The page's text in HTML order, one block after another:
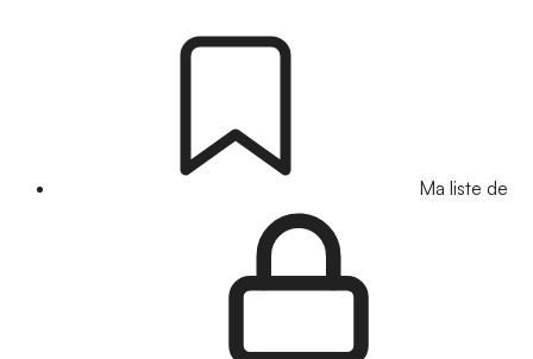
Ma liste de